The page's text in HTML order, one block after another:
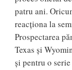
patru ani.
reacţiona la
Prospectarea
Texas şi
şi pentru o